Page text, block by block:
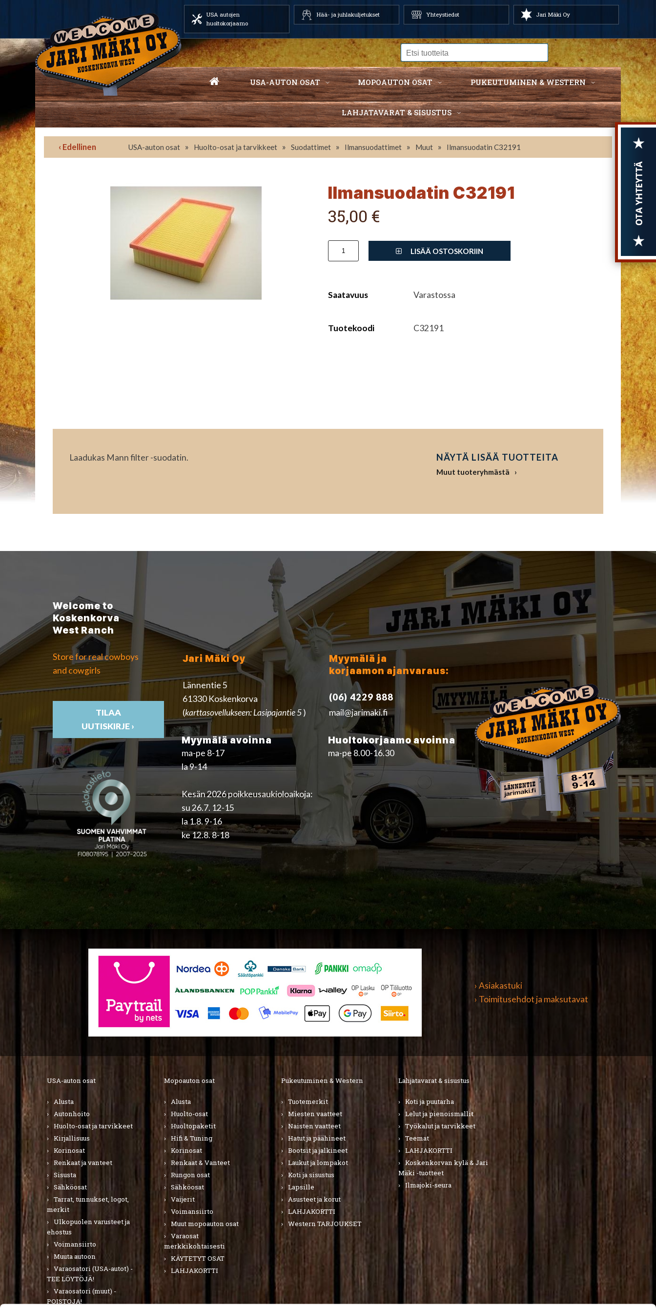
USA autojen
huoltokorjaamo
Hää- ja juhlakuljetukset Yhteystiedot Jari Mäki Oy
USA-AUTON OSAT MOPOAUTON OSAT PUKEUTUMINEN & WESTERN
LAHJATAVARAT & SISUSTUS
‹ Edellinen USA-auton osat » Huolto-osat ja tarvikkeet » Suodattimet » Ilmansuodattimet » Muut » Ilmansuodatin C32191
Ilmansuodatin C32191
35,00 €
LISÄÄ OSTOSKORIIN
Saatavuus Varastossa
Tuotekoodi C32191
Laadukas Mann filter -suodatin. NÄYTÄ LISÄÄ TUOTTEITA
Muut tuoteryhmästä
Welcome to
Koskenkorva
West Ranch
Store for real cowboys
and cowgirls
TILAA
UUTISKIRJE ›
Jari Mäki Oy
Lännentie 5
61330 Koskenkorva
(karttasovellukseen: Lasipajantie 5)
Myymälä ja
korjaamon ajanvaraus:
(06) 4229 888
mail@jarimaki.fi
Myymälä avoinna
ma-pe 8-17
la 9-14
Kesän 2026 poikkeusaukioloaikoja:
su 26.7. 12-15
la 1.8. 9-16
ke 12.8. 8-18
Huoltokorjaamo avoinna
ma-pe 8.00-16.30
› Asiakastuki
› Toimitusehdot ja maksutavat
USA-auton osat
Alusta
Autonhoito
Huolto-osat ja tarvikkeet
Kirjallisuus
Korinosat
Renkaat ja vanteet
Sisusta
Sähköosat
Tarrat, tunnukset, logot,
merkit
Ulkopuolen varusteet ja
ehostus
Voimansiirto
Muuta autoon
Varaosatori (USA-autot) -
TEE LÖYTÖJÄ!
Varaosatori (muut) -
POISTOJA!
Mopoauton osat
Alusta
Huolto-osat
Huoltopaketit
Hifi & Tuning
Korinosat
Renkaat & Vanteet
Rungon osat
Sähköosat
Vaijerit
Voimansiirto
Muut mopoauton osat
Varaosat
merkkikohtaisesti
KÄYTETYT OSAT
LAHJAKORTTI
Pukeutuminen & Western
Tuotemerkit
Miesten vaatteet
Naisten vaatteet
Hatut ja päähineet
Bootsit ja jalkineet
Laukut ja lompakot
Koti ja sisustus
Lapsille
Asusteet ja korut
LAHJAKORTTI
Western TARJOUKSET
Lahjatavarat & sisustus
Koti ja puutarha
Lelut ja pienoismallit
Työkalut ja tarvikkeet
Teemat
LAHJAKORTTI
Koskenkorvan kylä & Jari
Mäki -tuotteet
Ilmajoki-seura